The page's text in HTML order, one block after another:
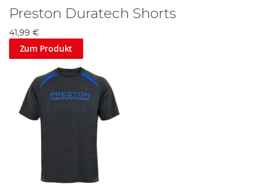
Preston Duratech Shorts
41,99 €
Zum Produkt